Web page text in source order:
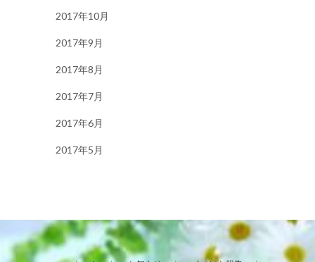
2017年10月
2017年9月
2017年8月
2017年7月
2017年6月
2017年5月